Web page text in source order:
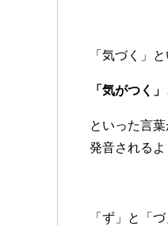
「気づく」
「気がつく
といった言
発音されるよ
「ず」と「